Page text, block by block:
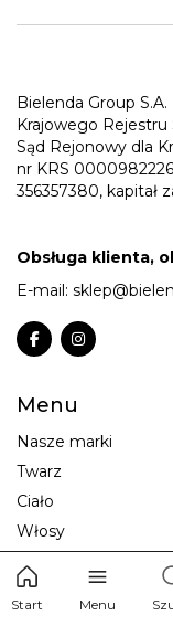
Start Menu
Bielenda Group S.A.
Krajowego
Sąd Rejonowy dla
nr KRS
356357380, kapitał
Obsługa klienta,
E-mail:
Menu
Nasze marki
Twarz
Ciało
Włosy
Makijaż
Dla mężczyzn